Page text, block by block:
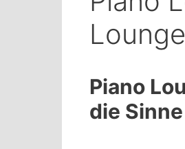
Lounge
Piano
die Sinne